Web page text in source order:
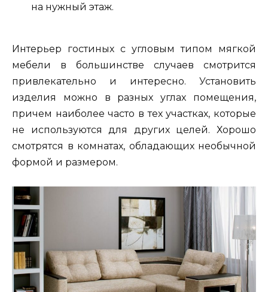
на нужный этаж.
Интерьер гостиных с угловым типом мягкой
мебели в большинстве случаев смотрится
привлекательно и интересно. Установить
изделия можно в разных углах помещения,
причем наиболее часто в тех участках, которые
не используются для других целей. Хорошо
смотрятся в комнатах, обладающих необычной
формой и размером.